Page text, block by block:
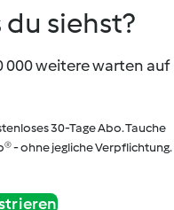
siehst?
000 weitere warten auf
30-Tage Abo. Tauche
- ohne jegliche Verpflichtung.